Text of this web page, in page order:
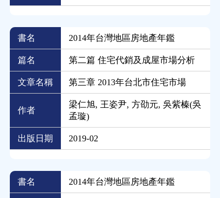
書名 2014年台灣地區房地產年鑑
篇名 第二篇 住宅代銷及成屋市場分析
文章名稱 第三章 2013年台北市住宅市場
作者
梁仁旭, 王姿尹, 方劭元, 吳紫榛(吳
孟璇)
出版日期 2019-02
書名 2014年台灣地區房地產年鑑